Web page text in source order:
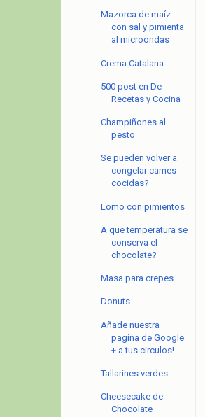
Mazorca de maíz
con sal y pimienta
al microondas
Crema Catalana
500 post en De
Recetas y Cocina
Champiñones al
pesto
Se pueden volver a
congelar carnes
cocidas?
Lomo con pimientos
A que temperatura se
conserva el
chocolate?
Masa para crepes
Donuts
Añade nuestra
pagina de Google
+ a tus circulos!
Tallarines verdes
Cheesecake de
Chocolate